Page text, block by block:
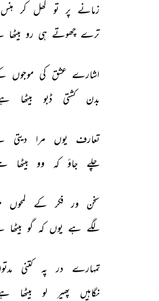
زمانے پر تو کھل کر ہنس
ترے چھوتے ہی رو بیٹھا
اشارے عشق کی موجوں
بدن
کشتی ڈبو بیٹھا
تعارف یوں مرا دیتی
چلے
جاؤ کہ وو بیٹھا
سخن ور فکر کے لمحوں
لگے ہے یوں کہ گو بیٹھا
تمہارے در پہ کتنی
نگاہیں
پھیر لو بیٹھا